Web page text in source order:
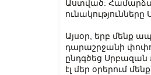
Աստված:
Այսօր, երբ մենք
դարաշրջանի
ընդգծեց
էլ մեր օրերում